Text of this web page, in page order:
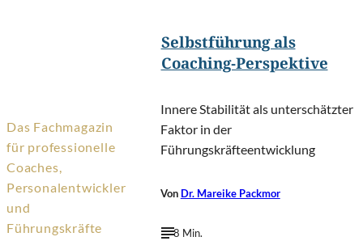
Das Fachmagazin
für professionelle
Coaches,
Personalentwickler
und
Führungskräfte
Selbstführung als
Coaching-Perspektive
Innere Stabilität als unterschätzter
Faktor in der
Führungskräfteentwicklung
Von Dr. Mareike Packmor
8 Min.